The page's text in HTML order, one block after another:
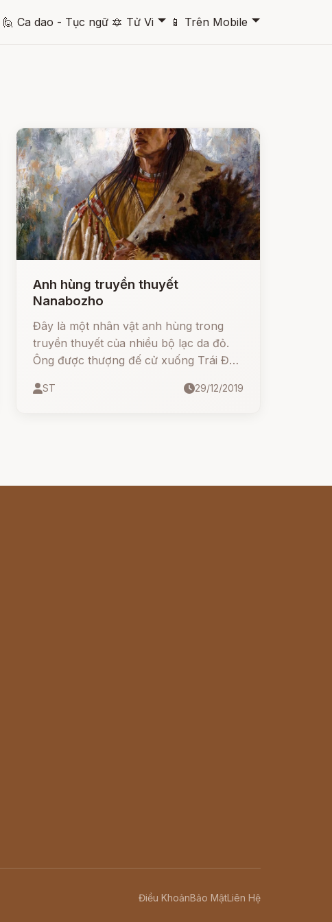
🙋 Ca dao - Tục ngữ 🔯 Tử Vi 🞃 📱 Trên Mobile 🞃
Anh hùng truyền thuyết
Nanabozho
Đây là một nhân vật anh hùng trong
truyền thuyết của nhiều bộ lạc da đỏ.
Ông được thượng đế cử xuống Trái Đất
truyền thụ cho con người những kiến
ST 29/12/2019
Điều KhoảnBảo MậtLiên Hệ